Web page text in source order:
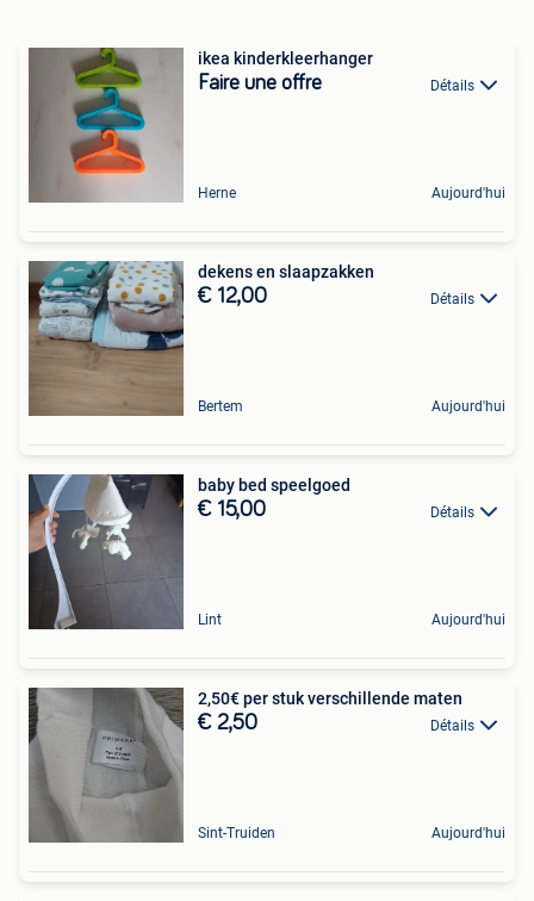
ikea kinderkleerhanger
Faire une offre Détails
Herne Aujourd'hui
dekens en slaapzakken
€ 12,00 Détails
Bertem Aujourd'hui
baby bed speelgoed
€ 15,00 Détails
Lint Aujourd'hui
2,50€ per stuk verschillende maten
€ 2,50 Détails
Sint-Truiden Aujourd'hui